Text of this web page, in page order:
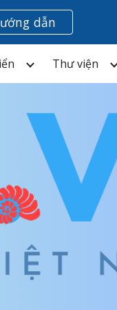
dẫn
Thư viện